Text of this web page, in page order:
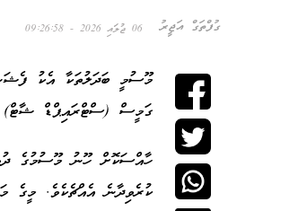
ގުފްތަގް އަޖީރު 06 ޖުލައި 2026 - 09:26:58
މޫސުމީ ބަދަލުތަކާ އެކު
ގަމީސް (ސްޓްރައިޕްޑް ޝާޓް)
ހާއްސަކޮށް ހޫނު މޫސުމުގެ
ކުރެވިދާނެ އެއްޗެކެވެ. މީގެ